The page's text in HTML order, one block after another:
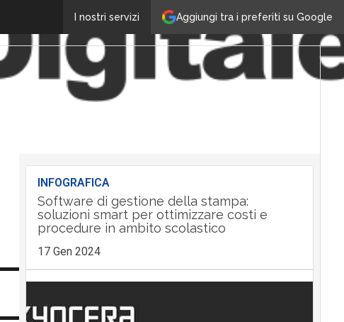
Aggiungi tra i preferiti su Google
I nostri servizi
INFOGRAFICA
Software di gestione della stampa:
soluzioni smart per ottimizzare costi e
procedure in ambito scolastico
17 Gen 2024